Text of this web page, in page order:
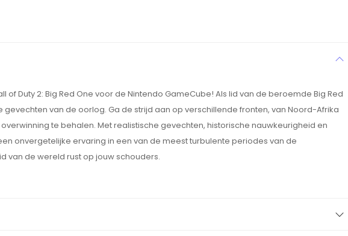
Duty 2: Big Red One voor de Nintendo GameCube! Als lid van de beroemde Big Red
van de oorlog. Ga de strijd aan op verschillende fronten, van Noord-Afrika
te behalen. Met realistische gevechten, historische nauwkeurigheid en
onvergetelijke ervaring in een van de meest turbulente periodes van de
van de wereld rust op jouw schouders.